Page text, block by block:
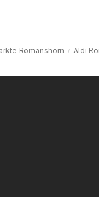
Romanshorn Aldi